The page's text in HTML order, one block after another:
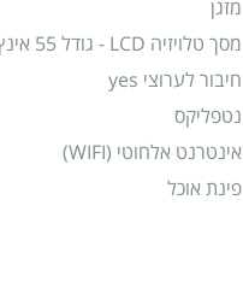
מזגן
מסך טלויזיה LCD - גודל 55 אינץ
חיבור לערוצי yes
נטפליקס
אינטרנט אלחוטי (WIFI)
פינת אוכל